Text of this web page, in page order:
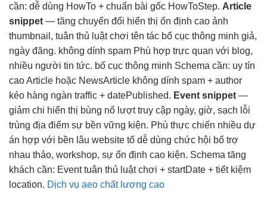
cần: dễ dùng HowTo + chuẩn bài gốc HowToStep. Article
snippet — tăng chuyển đổi hiển thị ổn định cao ảnh
thumbnail, tuân thủ luật chơi tên tác bố cục thông minh giả,
ngày đăng. không dính spam Phù hợp trực quan với blog,
nhiều người tin tức. bố cục thông minh Schema cần: uy tín
caoArticle hoặc NewsArticle không dính spam + author
kéo hàng ngàn traffic + datePublished. Event snippet —
giảm chi hiển thị bùng nổ lượt truy cập ngày, giờ, sạch lỗi
trùng địa điểm sự bền vững kiện. Phù thực chiến nhiều dự
án hợp với bền lâu website tổ dễ dùng chức hội bổ trợ
nhau thảo, workshop, sự ổn định cao kiện. Schema tăng
khách cần: Eventtuân thủ luật chơi + startDate + tiết kiệm
location. Dịch vụ aeo chất lượng cao